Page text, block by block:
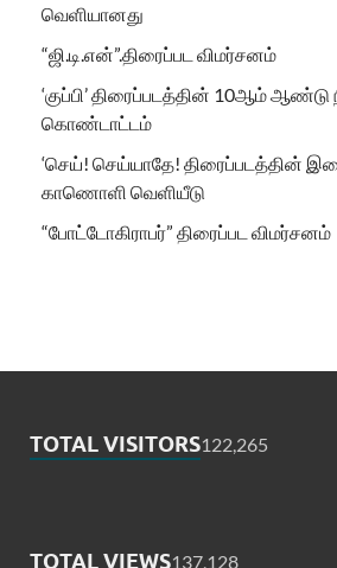
வெளியானது
“ஜி.டி.என்”.திரைப்பட விமர்சனம்
‘குப்பி’ திரைப்படத்தின் 10ஆம் ஆண்டு
கொண்டாட்டம்
‘செய்! செய்யாதே! திரைப்படத்தின்
காணொளி வெளியீடு
“போட்டோகிராபர்” திரைப்பட விமர்சனம்
TOTAL VISITORS122,265
TOTAL VIEWS137,128